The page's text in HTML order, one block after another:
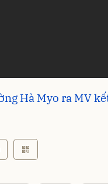
Hà Myo ra MV